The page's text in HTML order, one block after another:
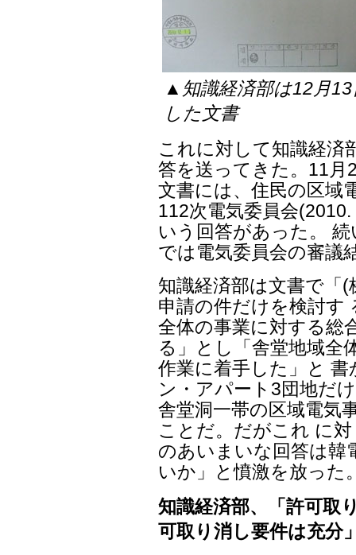
▲知識経済部は12月
した文書
これに対して知識経済
答を送ってきた。11月
文書には、住民の区域
112次電気委員会
いう回答があった。
では電気委員会の審議
知識経済部は文書で「
申請の件だけを検討す
全体の事業に対する総
る」とし「舎堂地域全
作業に着手した」と
ン・アパート3団地だ
舎堂洞一帯の区域電気
ことだ。だがこれ に
のあいまいな回答は韓
いか」と憤激を放った
知識経済部、「許可取
可取り消し要件は充分